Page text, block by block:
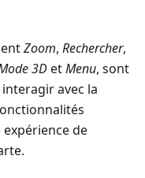
Zoom, Rechercher,
3DetMenu, sont
avec la
de